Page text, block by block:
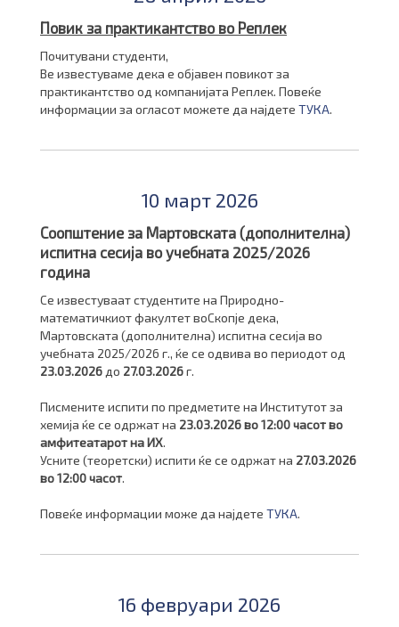
Повик за практикантство во Реплек
Почитувани студенти,
Ве известуваме дека е објавен повикот за
практикантство од компанијата Реплек. Повеќе
информации за огласот можете да најдете ТУКА.
10 март 2026
Соопштение за Мартовската (дополнителна)
испитна сесија во учебната 2025/2026
година
Се известуваат студентите на Природно-
математичкиот факултет воСкопје дека,
Мартовската (дополнителна) испитна сесија во
учебната 2025/2026 г., ќе се одвива во периодот од
23.03.2026 до 27.03.2026г.
Писмените испити по предметите на Институтот за
хемија ќе се одржат на 23.03.2026 во 12:00 часот во
амфитеатарот на ИХ.
Усните (теоретски) испити ќе се одржат на 27.03.2026
во 12:00 часот.
Повеќе информации може да најдете ТУКА.
16 февруари 2026